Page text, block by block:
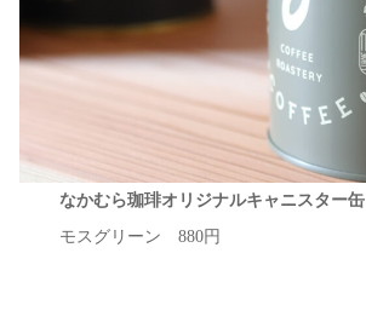
なかむら珈琲オリジナルキャニスター缶
モスグリーン 880円